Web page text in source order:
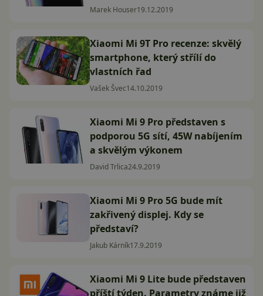
Marek Houser19.12.2019
Xiaomi Mi 9T Pro recenze: skvělý
smartphone, který střílí do
vlastních řad
Vašek Švec14.10.2019
Xiaomi Mi 9 Pro představen s
podporou 5G sítí, 45W nabíjením
a skvělým výkonem
David Trlica24.9.2019
Xiaomi Mi 9 Pro 5G bude mít
zakřivený displej. Kdy se
představí?
Jakub Kárník17.9.2019
Xiaomi Mi 9 Lite bude představen
příští týden. Parametry známe již